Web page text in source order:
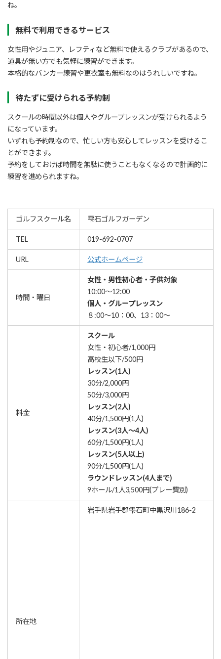
ね。
無料で利用できるサービス
女性用やジュニア、レフティなど無料で使えるクラブがあるので、
道具が無い方でも気軽に練習ができます。
本格的なバンカー練習や更衣室も無料なのはうれしいですね。
待たずに受けられる予約制
スクールの時間以外は個人やグループレッスンが受けられるよう
になっています。
いずれも予約制なので、忙しい方も安心してレッスンを受けるこ
とができます。
予約をしておけば時間を無駄に使うこともなくなるので計画的に
練習を進められますね。
ゴルフスクール名 雫石ゴルフガーデン
TEL 019-692-0707
URL 公式ホームページ
時間・曜日
女性・男性初心者・子供対象
10:00～12:00
個人・グループレッスン
８:00～10：00、13：00～
料金
スクール
女性・初心者/1,000円
高校生以下/500円
レッスン(1人)
30分/2,000円
50分/3,000円
レッスン(2人)
40分/1,500円(1人)
レッスン(3人～4人)
60分/1,500円(1人)
レッスン(5人以上)
90分/1,500円(1人)
ラウンドレッスン(4人まで)
9ホール/1人3,500円(プレー費別)
所在地
岩手県岩手郡雫石町中黒沢川186-2